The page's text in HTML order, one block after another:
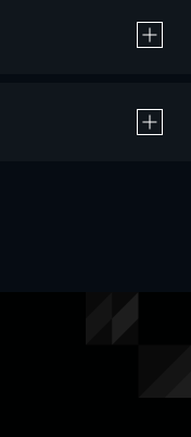
る作品の購入 / レンタルです。